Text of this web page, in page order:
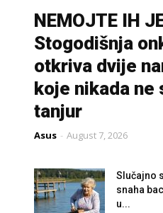
NEMOJTE IH
Stogodišnja
otkriva dvije
koje nikada ne
tanjur
Asus - August 7, 2026
Slučajno
snaha
u...